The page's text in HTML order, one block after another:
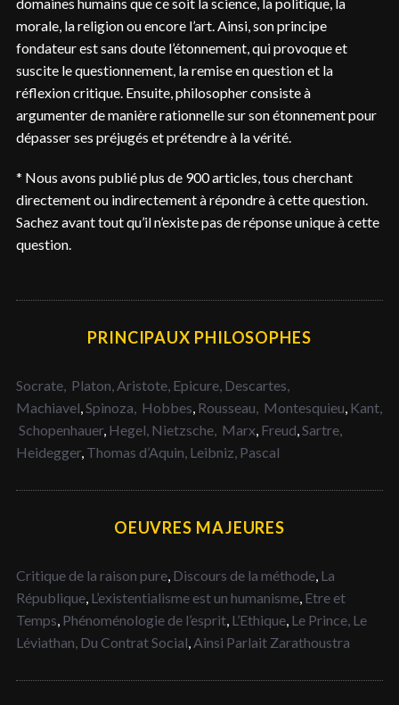
morale, la religion ou encore l’art. Ainsi, son principe
fondateur est sans doute l’étonnement, qui provoque et
suscite le questionnement, la remise en question et la
réflexion critique. Ensuite, philosopher consiste à
argumenter de manière rationnelle sur son étonnement pour
dépasser ses préjugés et prétendre à la vérité.
* Nous avons publié plus de 900 articles, tous cherchant
directement ou indirectement à répondre à cette question.
Sachez avant tout qu’il n’existe pas de réponse unique à cette
question.
PRINCIPAUX PHILOSOPHES
Socrate, Platon, Aristote, Epicure, Descartes,
Machiavel Spinoza, Hobbes Rousseau, Montesquieu Kant,
Schopenhauer, Hegel, Nietzsche, Marx, Freud Sartre,
Heidegger, Thomas d’Aquin, Leibniz, Pascal
OEUVRES MAJEURES
Critique de la raison pure, Discours de la méthode, La
République, L’existentialisme est un humanisme, Etre et
Temps Phénoménologie de l’esprit, L’Ethique, Le Prince, Le
Léviathan, Du Contrat Social Ainsi Parlait Zarathoustra